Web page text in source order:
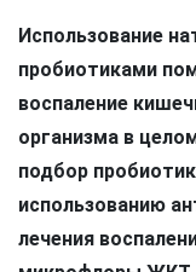
Использование
пробиотиками
воспаление
организма в
подбор
использованию
лечения